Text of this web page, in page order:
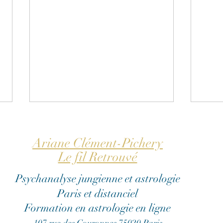
Ode à la maternité sous
toutes ses formes
Ariane Clément-Pichery
Le fil Retrouvé
Psychanalyse jungienne et astrologie
Paris et distanciel
Formation en astrologie en ligne